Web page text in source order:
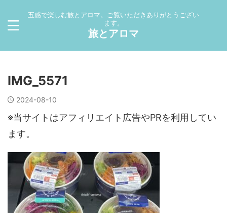
五感で楽しむ旅とアロマ。ご覧いただきありがとうござい
ます。
旅とアロマ
IMG_5571
2024-08-10
※当サイトはアフィリエイト広告やPRを利用してい
ます。